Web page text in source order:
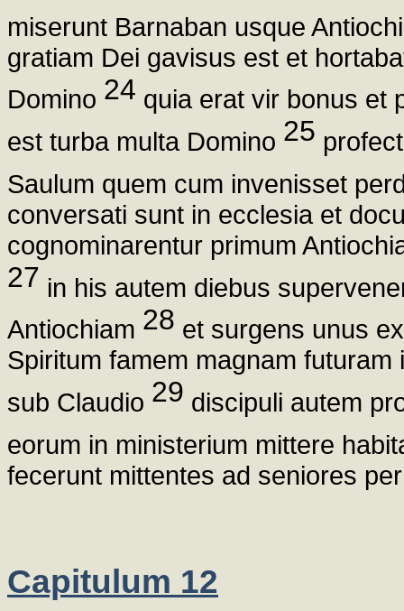
miserunt Barnaban usque
gratiam Dei gavisus est et
Domino 24 quia erat vir bonus et
est turba multa Domino 25
Saulum quem cum invenisset
conversati sunt in ecclesia et
cognominarentur primum
27 in his autem diebus
Antiochiam 28 et surgens unus
Spiritum famem magnam
sub Claudio 29 discipuli autem
eorum in ministerium mittere
fecerunt mittentes ad seniores
Capitulum 12